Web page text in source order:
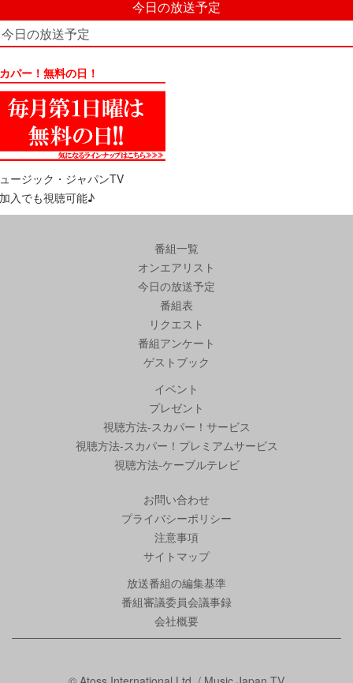
今日の放送予定
今日の放送予定
パー！無料の日！
ージック・ジャパンTV
入でも視聴可能♪
番組一覧
オンエアリスト
今日の放送予定
番組表
リクエスト
番組アンケート
ゲストブック
イベント
プレゼント
視聴方法-スカパー！サービス
視聴方法-スカパー！プレミアムサービス
視聴方法-ケーブルテレビ
お問い合わせ
プライバシーポリシー
注意事項
サイトマップ
放送番組の編集基準
番組審議委員会議事録
会社概要